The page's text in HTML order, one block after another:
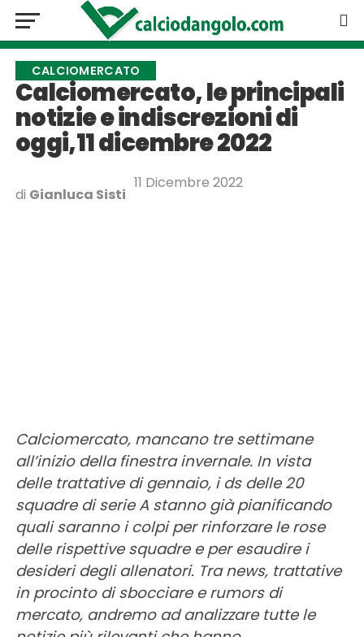
CALCIOMERCATO
Calciomercato, le principali
notizie e indiscrezioni di
oggi,11 dicembre 2022
di Gianluca Sisti
11 Dicembre 2022
Calciomercato, mancano tre settimane
all’inizio della finestra invernale. In vista
delle trattative di gennaio, i ds delle 20
squadre di serie A stanno già pianificando
quali saranno i colpi per rinforzare le rose
delle rispettive squadre e per esaudire i
desideri degli allenatori. Tra news, trattative
in procinto di sbocciare e rumors di
mercato, andremo ad analizzare tutte le